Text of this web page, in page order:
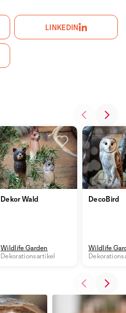
LINKEDIN
Dekor Wald
Wildlife Garden
Dekorationsartikel
DecoBird
Wildlife